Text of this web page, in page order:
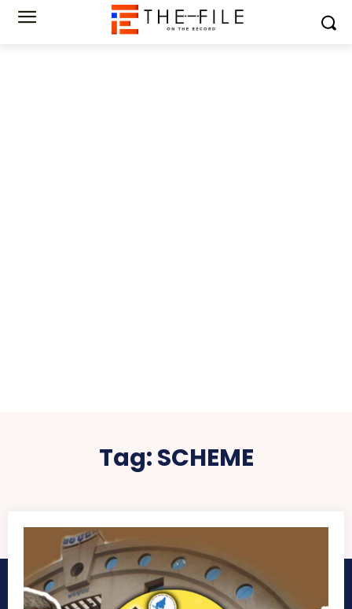
Tag:SCHEME